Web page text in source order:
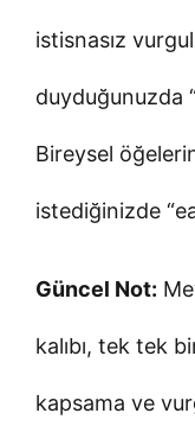
istisnasız
duyduğunuzda
Bireysel
istediğinizde
Güncel Not:
kalıbı, tek tek
kapsama ve